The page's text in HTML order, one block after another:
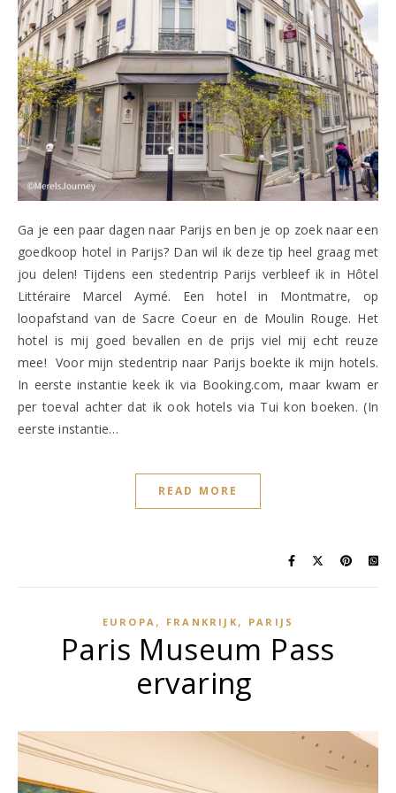
Ga je een paar dagen naar Parijs en ben je op zoek naar een
goedkoop hotel in Parijs? Dan wil ik deze tip heel graag met
jou delen! Tijdens een stedentrip Parijs verbleef ik in Hôtel
Littéraire Marcel Aymé. Een hotel in Montmatre, op
loopafstand van de Sacre Coeur en de Moulin Rouge. Het
hotel is mij goed bevallen en de prijs viel mij echt reuze
mee! Voor mijn stedentrip naar Parijs boekte ik mijn hotels.
In eerste instantie keek ik via Booking.com, maar kwam er
per toeval achter dat ik ook hotels via Tui kon boeken. (In
eerste instantie…
READ MORE
EUROPA , FRANKRIJK , PARIJS
Paris Museum Pass
ervaring